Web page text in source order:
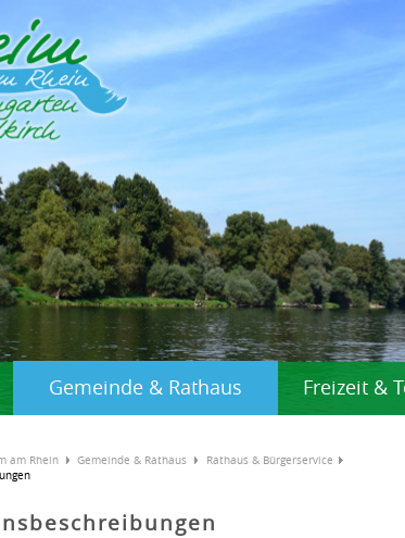
Gemeinde & Rathaus Freizeit &
am Rhein Gemeinde & Rathaus
Rathaus & Bürgerservice